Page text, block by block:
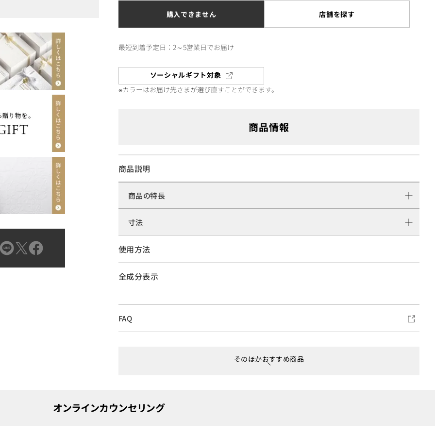
購入できません 店舗を探す
最短到着予定日：2～5営業日でお届け
ソーシャルギフト対象
※カラーはお届け先さまが選び直すことができます。
商品情報
商品説明
商品の特長
寸法
使用方法
全成分表示
FAQ
そのほかおすすめ商品
オンラインカウンセリング